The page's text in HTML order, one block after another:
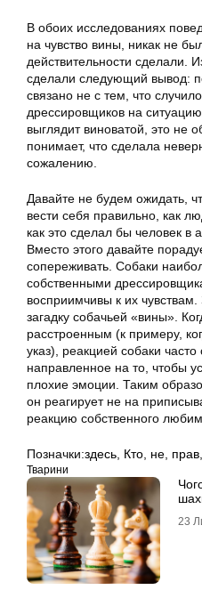
В обоих исследованиях
на чувство вины, никак не
действительности сделали.
сделали следующий вывод:
связано не с тем, что
дрессировщиков на
выглядит виноватой, это не
понимает, что сделала
сожалению.
Давайте не будем ожидать,
вести себя правильно, как
как это сделал бы человек в
Вместо этого давайте
сопереживать. Собаки
собственными
восприимчивы к их чувствам.
загадку собачьей «вины».
расстроенным (к примеру,
указ), реакцией собаки часто
направленное на то, чтобы
плохие эмоции. Таким
он реагирует не на
реакцию собственного
Позначки:здесь Кто не прав
Тварини
23